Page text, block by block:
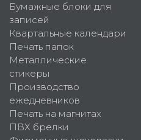
Бумажные блоки для
записей
Квартальные календари
Печать папок
Металлические
стикеры
Производство
ежедневников
Печать на магнитах
ПВХ брелки